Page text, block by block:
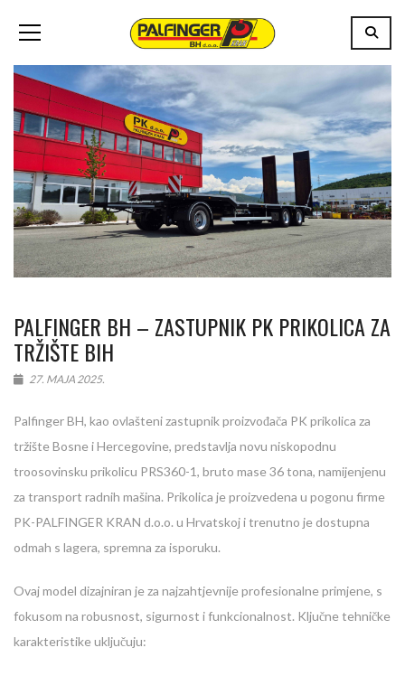
PALFINGER BH – ZASTUPNIK PK PRIKOLICA ZA
TRŽIŠTE BIH
27. MAJA 2025.
Palfinger BH, kao ovlašteni zastupnik proizvođača PK prikolica za
tržište Bosne i Hercegovine, predstavlja novu niskopodnu
troosovinsku prikolicu PRS360-1, bruto mase 36 tona, namijenjenu
za transport radnih mašina. Prikolica je proizvedena u pogonu firme
PK-PALFINGER KRAN d.o.o. u Hrvatskoj i trenutno je dostupna
odmah s lagera, spremna za isporuku.
Ovaj model dizajniran je za najzahtjevnije profesionalne primjene, s
fokusom na robusnost, sigurnost i funkcionalnost. Ključne tehničke
karakteristike uključuju: